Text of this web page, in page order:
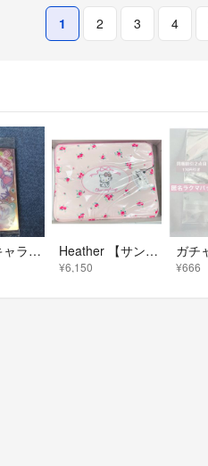
1 2 3 4
サンリオキャラクターズ カードソフトクッキー メタリックプラカード チャーミーキティ お値下げ可能 匿名配送 Heather 【サンリオキャラクターズ】フラワーPCケース チャーミーキティ
¥6,150 ¥666